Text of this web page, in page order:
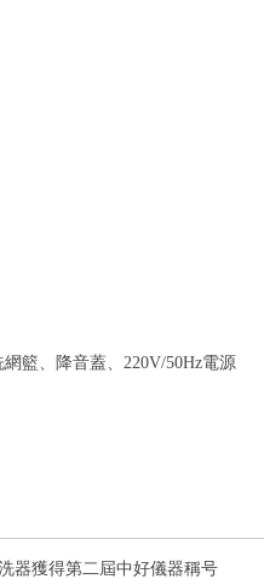
籃、降音蓋、220V/50Hz電源
器獲得第二屆中好儀器稱号